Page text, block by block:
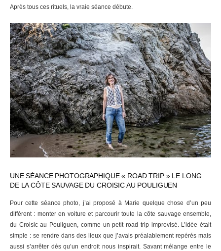
Après tous ces rituels, la vraie séance débute.
UNE SÉANCE PHOTOGRAPHIQUE « ROAD TRIP » LE LONG
DE LA CÔTE SAUVAGE DU CROISIC AU POULIGUEN
Pour cette séance photo, j’ai proposé à Marie quelque chose d’un peu
différent : monter en voiture et parcourir toute la côte sauvage ensemble,
du Croisic au Pouliguen, comme un petit road trip improvisé. L’idée était
simple : se rendre dans des lieux que j’avais préalablement repérés mais
aussi s’arrêter dès qu’un endroit nous inspirait. Savant mélange entre le